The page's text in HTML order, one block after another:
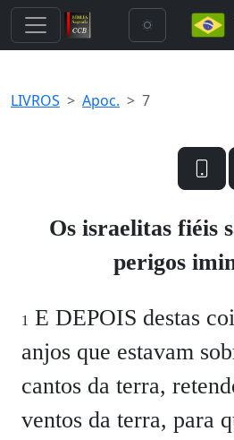
LIVROS Apoc. 7
Os israelitas fiéis
perigos
1 E DEPOIS destas
anjos que estavam
cantos da terra,
ventos da terra, para